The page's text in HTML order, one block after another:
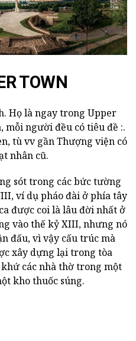
TOWN
Họ là ngay trong Upper
mỗi người đều có tiêu đề :.
tù vv gần Thượng viện có
nhân cũ.
sót trong các bức tường
ví dụ pháo đài ở phía tây
được coi là lâu đời nhất ở
vào thế kỷ XIII, nhưng nó
đấu, vì vậy cấu trúc mà
xây dựng lại trong tòa
các nhà thờ trong một
kho thuốc súng.